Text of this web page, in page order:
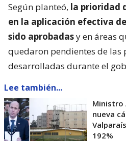
Según planteó, la prioridad
en la aplicación efectiva
sido aprobadasy en áreas
quedaron pendientes de
desarrolladas durante el
Lee también...
Ministro
nueva
192%